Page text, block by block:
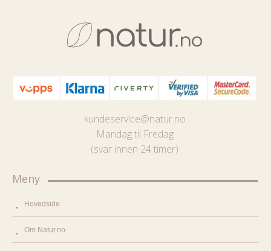
kundeservice@natur.no
Mandag til Fredag
(svar innen 24 timer)
Meny
Hovedside
Om Natur.no